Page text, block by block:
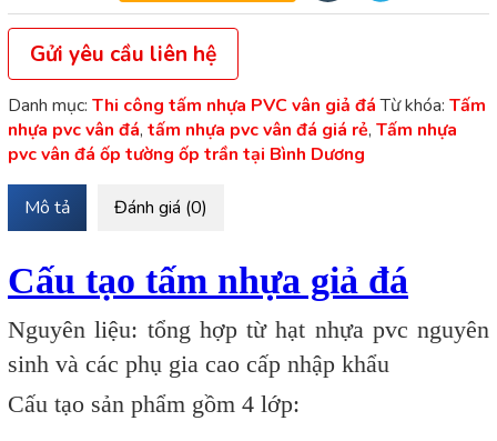
Gửi yêu cầu liên hệ
Danh mục: Thi công tấm nhựa PVC vân giả đá Từ khóa: Tấm
nhựa pvc vân đá, tấm nhựa pvc vân đá giá rẻ, Tấm nhựa
pvc vân đá ốp tường ốp trần tại Bình Dương
Mô tả Đánh giá (0)
Cấu tạo tấm nhựa giả đá
Nguyên liệu: tổng hợp từ hạt nhựa pvc nguyên
sinh và các phụ gia cao cấp nhập khẩu
Cấu tạo sản phẩm gồm 4 lớp: